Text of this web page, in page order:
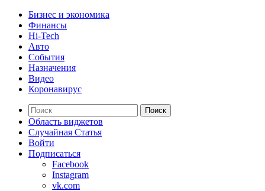
Бизнес и экономика
Финансы
Hi-Tech
Авто
События
Назначения
Видео
Коронавирус
Поиск
Область виджетов
Случайная Статья
Войти
Подписаться
Facebook
Instagram
vk.com